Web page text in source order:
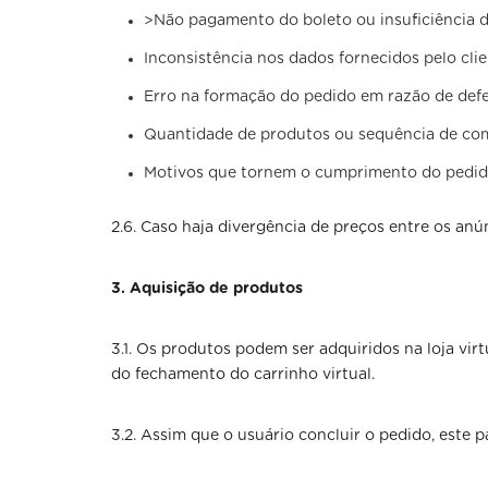
>Não pagamento do boleto ou insuficiência
Inconsistência nos dados fornecidos pelo
Erro na formação do pedido em razão de
Quantidade de produtos ou sequência de
Motivos que tornem o cumprimento do
2.6. Caso haja divergência de preços entre os
3. Aquisição de produtos
3.1. Os produtos podem ser adquiridos na loja
do fechamento do carrinho virtual.
3.2. Assim que o usuário concluir o pedido, este